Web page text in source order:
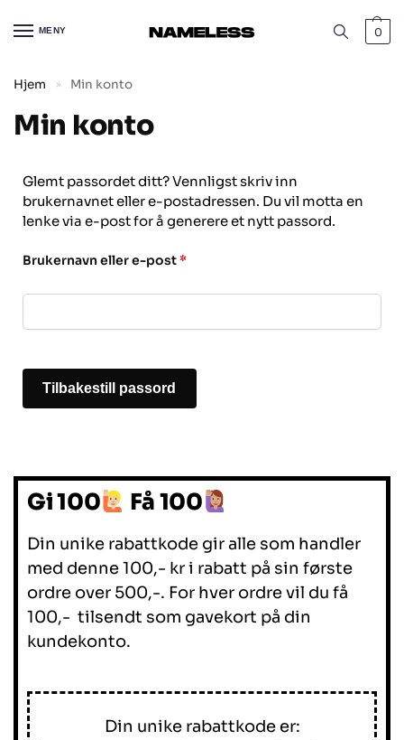
MENY 0
Hjem » Min konto
Min konto
Glemt passordet ditt? Vennligst skriv inn
brukernavnet eller e-postadressen. Du vil motta en
lenke via e-post for å generere et nytt passord.
Brukernavn eller e-post*
Tilbakestill passord
Gi 100 Få 100
Din unike rabattkode gir alle som handler
med denne 100,- kr i rabatt på sin første
ordre over 500,-. For hver ordre vil du få
100,- tilsendt som gavekort på din
kundekonto.
Din unike rabattkode er: